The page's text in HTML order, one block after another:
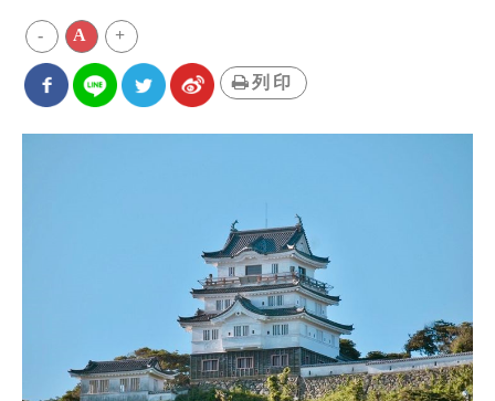
- A +
列印